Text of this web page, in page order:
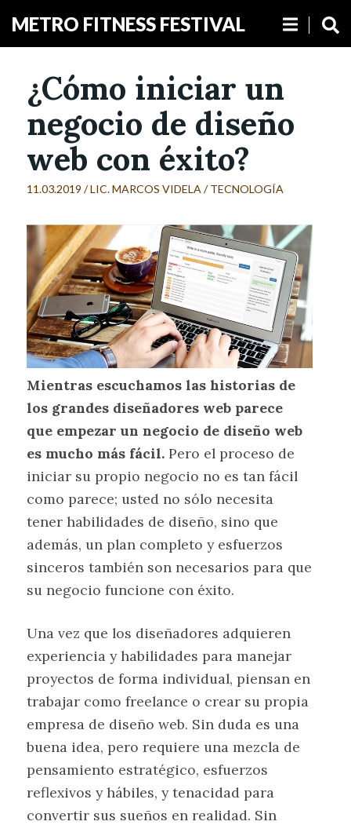
METRO FITNESS FESTIVAL
¿Cómo iniciar un
negocio de diseño
web con éxito?
11.03.2019 /LIC. MARCOS VIDELA /TECNOLOGÍA
Mientras escuchamos las historias de
los grandes diseñadores web parece
que empezar un negocio de diseño web
es mucho más fácil. Pero el proceso de
iniciar su propio negocio no es tan fácil
como parece; usted no sólo necesita
tener habilidades de diseño, sino que
además, un plan completo y esfuerzos
sinceros también son necesarios para que
su negocio funcione con éxito.
Una vez que los diseñadores adquieren
experiencia y habilidades para manejar
proyectos de forma individual, piensan en
trabajar como freelance o crear su propia
empresa de diseño web. Sin duda es una
buena idea, pero requiere una mezcla de
pensamiento estratégico, esfuerzos
reflexivos y hábiles, y tenacidad para
convertir sus sueños en realidad. Sin